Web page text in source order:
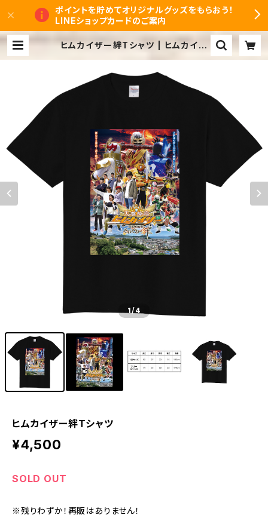
ポイントを貯めてオリジナルグッズをもらおう！
LINEショップカードのご案内
ヒムカイザー絆Tシャツ | ヒムカイザ
1/4
ヒムカイザー絆Tシャツ
¥4,500
SOLD OUT
※残りわずか！再販はありません！